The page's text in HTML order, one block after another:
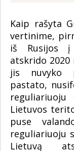
Kaip rašyta
vertinime,
iš Rusijos į
atskrido 2020
jis nuvyko
pastato,
Lietuvos
puse
reguliariuoju
Lietuvą